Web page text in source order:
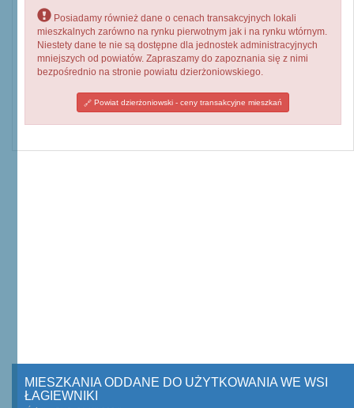
Posiadamy również dane o cenach transakcyjnych lokali
mieszkalnych zarówno na rynku pierwotnym jak i na rynku wtórnym.
Niestety dane te nie są dostępne dla jednostek administracyjnych
mniejszych od powiatów. Zapraszamy do zapoznania się z nimi
bezpośrednio na stronie powiatu dzierżoniowskiego.
Powiat dzierżoniowski - ceny transakcyjne mieszkań
MIESZKANIA ODDANE DO UŻYTKOWANIA WE WSI
ŁAGIEWNIKI